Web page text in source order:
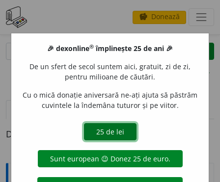
savings Donează
clear
opțiuni
definiții (1) pronunțievolume_up (2)
Definiția cu ID-ul 796929:
Explicative DEX
🎉 dexonline® împlinește 25 de ani 🎉
De un sfert de secol suntem aici, gratuit, zi de zi,
pentru milioane de căutări.
Cu o mică donație aniversară ne-ați ajuta să păstrăm
cuvintele la îndemâna tuturor și pe viitor.